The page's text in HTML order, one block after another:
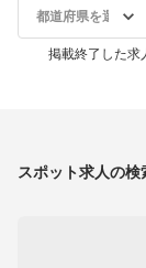
都道府県を選択
掲載終了した求
スポット求人の検